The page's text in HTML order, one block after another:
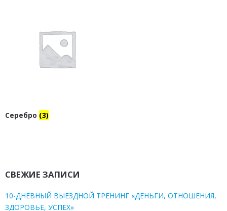
Серебро (3)
СВЕЖИЕ ЗАПИСИ
10-ДНЕВНЫЙ ВЫЕЗДНОЙ ТРЕНИНГ «ДЕНЬГИ, ОТНОШЕНИЯ,
ЗДОРОВЬЕ, УСПЕХ»